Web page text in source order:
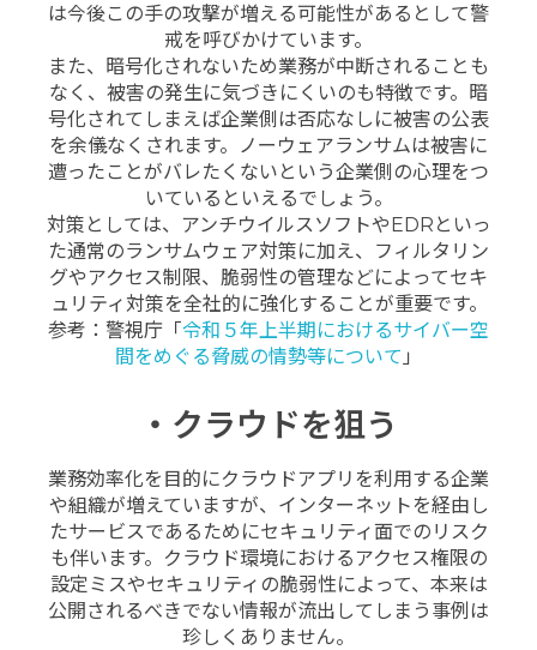
は今後この手の攻撃が増える可能性があるとして警
戒を呼びかけています。
また、暗号化されないため業務が中断されることも
なく、被害の発生に気づきにくいのも特徴です。暗
号化されてしまえば企業側は否応なしに被害の公表
を余儀なくされます。ノーウェアランサムは被害に
遭ったことがバレたくないという企業側の心理をつ
いているといえるでしょう。
対策としては、アンチウイルスソフトやEDRといっ
た通常のランサムウェア対策に加え、フィルタリン
グやアクセス制限、脆弱性の管理などによってセキ
ュリティ対策を全社的に強化することが重要です。
参考：警視庁「令和５年上半期におけるサイバー空
間をめぐる脅威の情勢等について 」
・クラウドを狙う
業務効率化を目的にクラウドアプリを利用する企業
や組織が増えていますが、インターネットを経由し
たサービスであるためにセキュリティ面でのリスク
も伴います。クラウド環境におけるアクセス権限の
設定ミスやセキュリティの脆弱性によって、本来は
公開されるべきでない情報が流出してしまう事例は
珍しくありません。